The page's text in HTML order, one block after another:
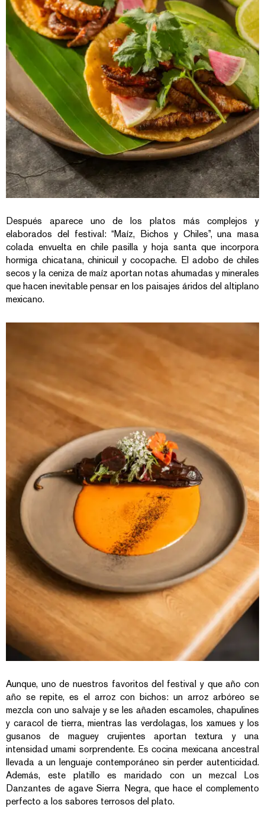
Después aparece uno de los platos más complejos y
elaborados del festival: “Maíz, Bichos y Chiles”, una masa
colada envuelta en chile pasilla y hoja santa que incorpora
hormiga chicatana, chinicuil y cocopache. El adobo de chiles
secos y la ceniza de maíz aportan notas ahumadas y minerales
que hacen inevitable pensar en los paisajes áridos del altiplano
mexicano.
Aunque, uno de nuestros favoritos del festival y que año con
año se repite, es el arroz con bichos: un arroz arbóreo se
mezcla con uno salvaje y se les añaden escamoles, chapulines
y caracol de tierra, mientras las verdolagas, los xamues y los
gusanos de maguey crujientes aportan textura y una
intensidad umami sorprendente. Es cocina mexicana ancestral
llevada a un lenguaje contemporáneo sin perder autenticidad.
Además, este platillo es maridado con un mezcal Los
Danzantes de agave Sierra Negra, que hace el complemento
perfecto a los sabores terrosos del plato.